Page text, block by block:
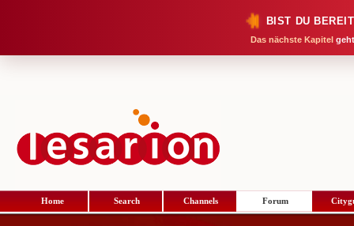
BIST DU
Das nächste Kapitel
Home Search Channels Forum